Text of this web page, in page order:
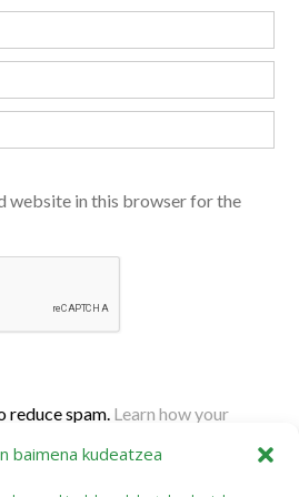
baimena kudeatzea
website in this browser for the
reduce spam. Learn how your